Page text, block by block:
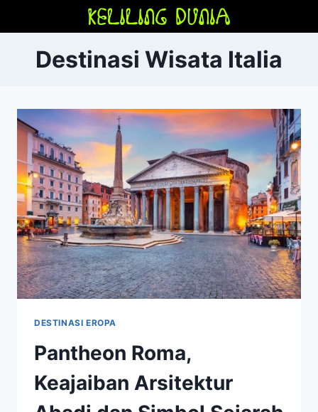
contentDestinasi Wisata Italia
DESTINASI EROPA
Pantheon Roma,
Keajaiban Arsitektur